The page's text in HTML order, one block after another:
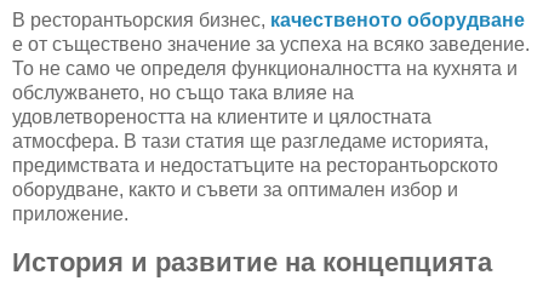
В ресторантьорския бизнес, качественото оборудване
е от съществено значение за успеха на всяко заведение.
То не само че определя функционалността на кухнята и
обслужването, но също така влияе на
удовлетвореността на клиентите и цялостната
атмосфера. В тази статия ще разгледаме историята,
предимствата и недостатъците на ресторантьорското
оборудване, както и съвети за оптимален избор и
приложение.
История и развитие на концепцията